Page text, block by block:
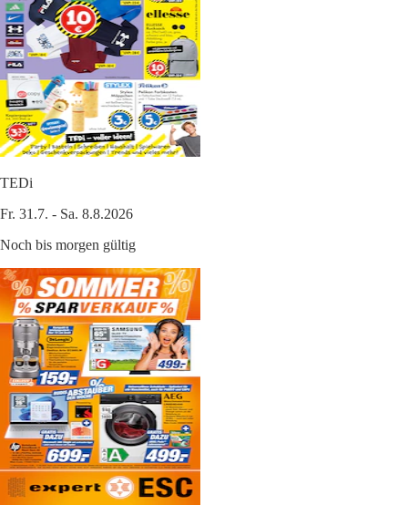
TEDi
Fr. 31.7. - Sa. 8.8.2026
Noch bis morgen gültig